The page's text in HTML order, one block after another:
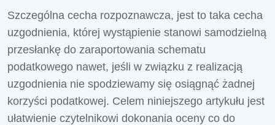
Szczególna cecha rozpoznawcza, jest to taka cecha
uzgodnienia, której wystąpienie stanowi samodzielną
przesłankę do zaraportowania schematu
podatkowego nawet, jeśli w związku z realizacją
uzgodnienia nie spodziewamy się osiągnąć żadnej
korzyści podatkowej. Celem niniejszego artykułu jest
ułatwienie czytelnikowi dokonania oceny co do